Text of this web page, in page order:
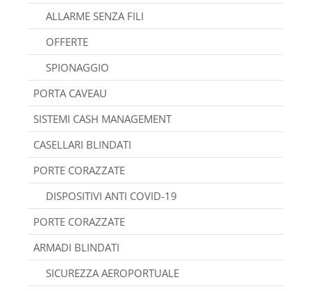
ALLARME SENZA FILI
OFFERTE
SPIONAGGIO
PORTA CAVEAU
SISTEMI CASH MANAGEMENT
CASELLARI BLINDATI
PORTE CORAZZATE
DISPOSITIVI ANTI COVID-19
PORTE CORAZZATE
ARMADI BLINDATI
SICUREZZA AEROPORTUALE